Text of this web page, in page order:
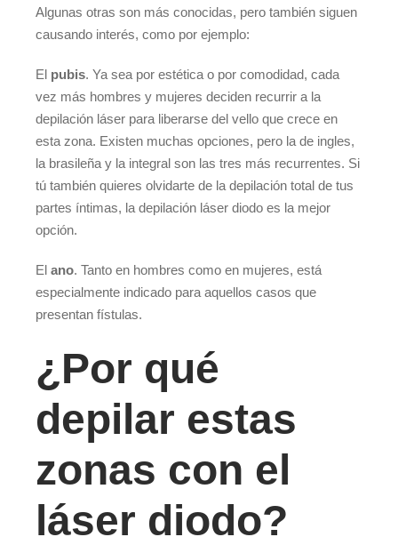
Algunas otras son más conocidas, pero también siguen
causando interés, como por ejemplo:
El pubis. Ya sea por estética o por comodidad, cada
vez más hombres y mujeres deciden recurrir a la
depilación láser para liberarse del vello que crece en
esta zona. Existen muchas opciones, pero la de ingles,
la brasileña y la integral son las tres más recurrentes. Si
tú también quieres olvidarte de la depilación total de tus
partes íntimas, la depilación láser diodo es la mejor
opción.
El ano. Tanto en hombres como en mujeres, está
especialmente indicado para aquellos casos que
presentan fístulas.
¿Por qué
depilar estas
zonas con el
láser diodo?